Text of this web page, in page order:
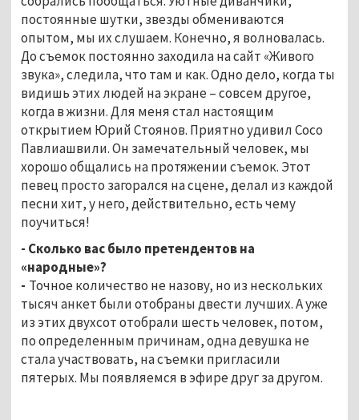
постоянные шутки, звезды обмениваются
опытом, мы их слушаем. Конечно, я волновалась.
До съемок постоянно заходила на сайт «Живого
звука», следила, что там и как. Одно дело, когда ты
видишь этих людей на экране – совсем другое,
когда в жизни. Для меня стал настоящим
открытием Юрий Стоянов. Приятно удивил Сосо
Павлиашвили. Он замечательный человек, мы
хорошо общались на протяжении съемок. Этот
певец просто загорался на сцене, делал из каждой
песни хит, у него, действительно, есть чему
поучиться!
- Сколько вас было претендентов на
«народные»?
- Точное количество не назову, но из нескольких
тысяч анкет были отобраны двести лучших. А уже
из этих двухсот отобрали шесть человек, потом,
по определенным причинам, одна девушка не
стала участвовать, на съемки пригласили
пятерых. Мы появляемся в эфире друг за другом.